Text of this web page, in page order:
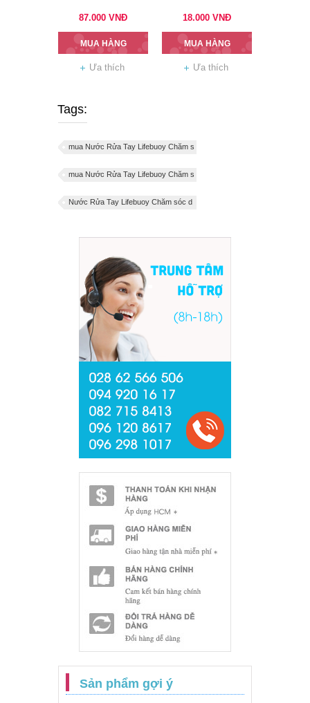
87.000 VNĐ
MUA HÀNG
Ưa thích
18.000 VNĐ
MUA HÀNG
Ưa thích
Tags:
mua Nước Rửa Tay Lifebuoy Chăm s
mua Nước Rửa Tay Lifebuoy Chăm s
Nước Rửa Tay Lifebuoy Chăm sóc d
Sản phẩm gợi ý